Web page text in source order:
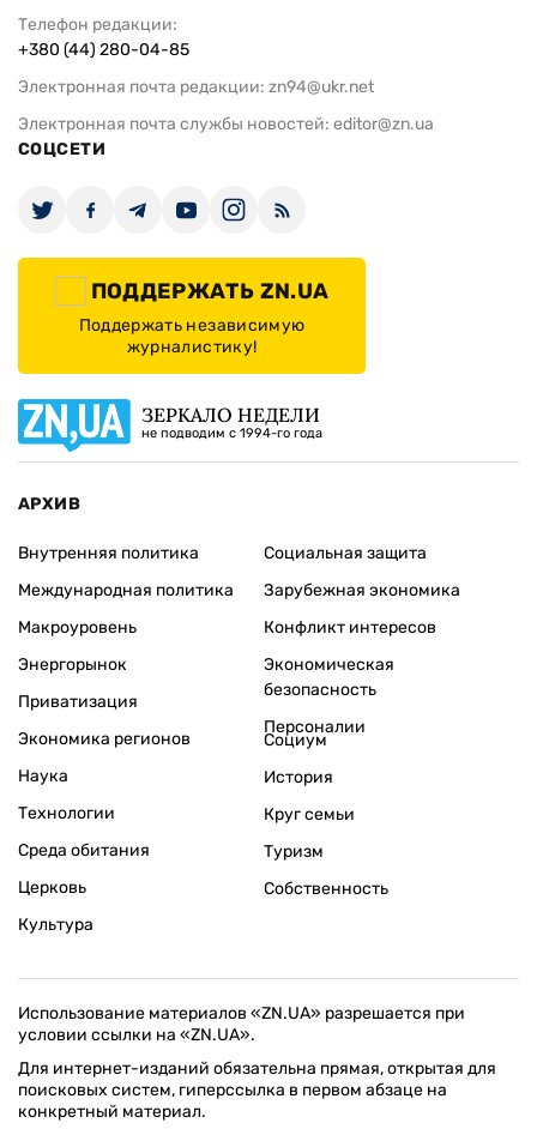
Телефон редакции:
+380 (44) 280-04-85
Электронная почта редакции: zn94@ukr.net
Электронная почта службы новостей: editor@zn.ua
СОЦСЕТИ
ПОДДЕРЖАТЬ ZN.UA
Поддержать независимую
журналистику!
ЗЕРКАЛО НЕДЕЛИ
не подводим с 1994-го года
АРХИВ
Внутренняя политика
Международная политика
Макроуровень
Энергорынок
Приватизация
Экономика регионов
Социальная защита
Зарубежная экономика
Конфликт интересов
Экономическая
безопасность
Персоналии
Наука
Технологии
Среда обитания
Церковь
Культура
Социум
История
Круг семьи
Туризм
Собственность
Использование материалов «ZN.UA» разрешается при
условии ссылки на «ZN.UA».
Для интернет-изданий обязательна прямая, открытая для
поисковых систем, гиперссылка в первом абзаце на
конкретный материал.